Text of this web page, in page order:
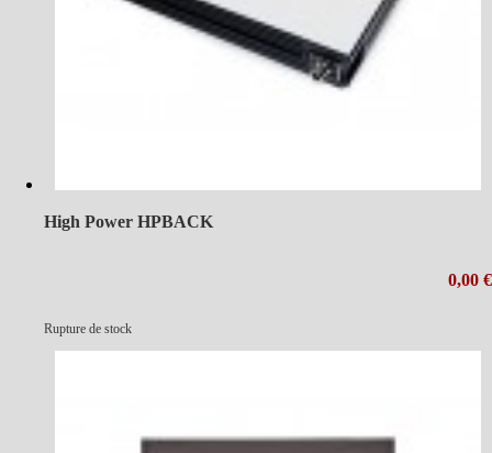
High Power HPBACK
0,00 €
Rupture de stock